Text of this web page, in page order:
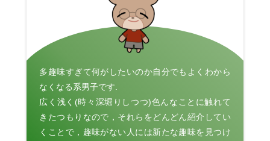
多趣味すぎて何がしたいのか自分でもよくわから
なくなる系男子です.
広く浅く(時々深堀りしつつ)色んなことに触れて
きたつもりなので，それらをどんどん紹介してい
くことで，趣味がない人には新たな趣味を見つけ